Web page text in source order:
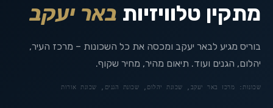
מתקין טלוויזיות באר יעקב
בוריס מגיע לבאר יעקב ומכסה את כל השכונות – מרכז העיר,
יהלום, הגנים ועוד. תיאום מהיר, מחיר שקוף.
שכונות: מרכז באר יעקב, שכונת יהלום, שכונת הגנים, שכונת אורות